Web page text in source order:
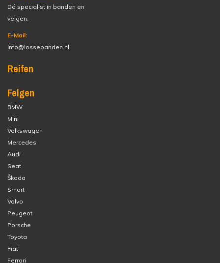
Dé specialist in banden en
velgen.
E-Mail:
info@lossebanden.nl
Reifen
Felgen
BMW
Mini
Volkswagen
Mercedes
Audi
Seat
Škoda
Smart
Volvo
Peugeot
Porsche
Toyota
Fiat
Ferrari